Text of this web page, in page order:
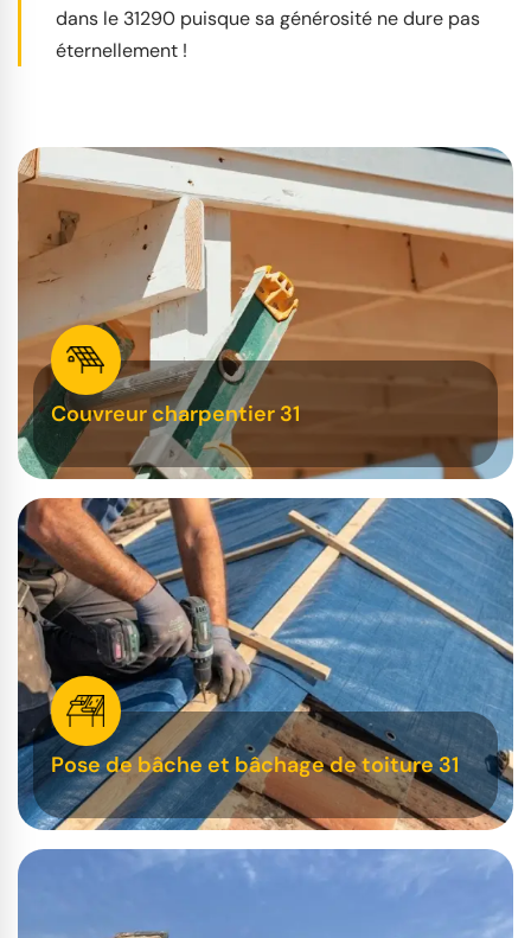
dans le 31290 puisque sa générosité ne dure pas
éternellement !
Couvreur charpentier 31
Pose de bâche et bâchage de toiture 31